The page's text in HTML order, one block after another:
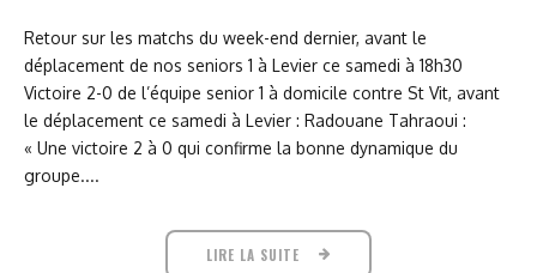
Retour sur les matchs du week-end dernier, avant le
déplacement de nos seniors 1 à Levier ce samedi à 18h30
Victoire 2-0 de l’équipe senior 1 à domicile contre St Vit, avant
le déplacement ce samedi à Levier : Radouane Tahraoui :
« Une victoire 2 à 0 qui confirme la bonne dynamique du
groupe....
LIRE LA SUITE